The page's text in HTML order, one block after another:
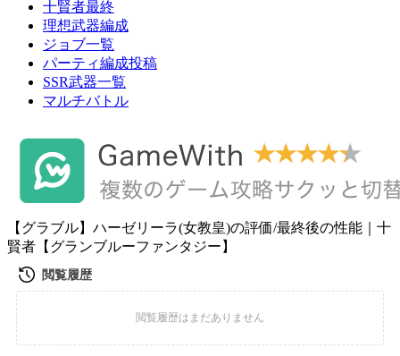
十賢者最終
理想武器編成
ジョブ一覧
パーティ編成投稿
SSR武器一覧
マルチバトル
【グラブル】ハーゼリーラ(女教皇)の評価/最終後の性能｜十
賢者【グランブルーファンタジー】